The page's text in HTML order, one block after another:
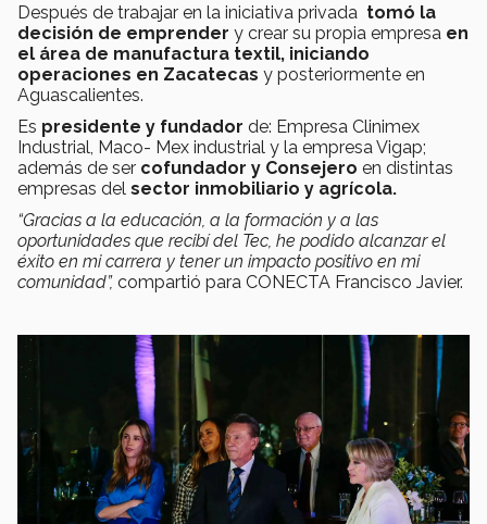
Después de trabajar en la iniciativa privada tomó la
decisión de emprender y crear su propia empresa en
el área de manufactura textil, iniciando
operaciones en Zacatecas y posteriormente en
Aguascalientes.
Es presidente y fundador de: Empresa Clinimex
Industrial, Maco- Mex industrial y la empresa Vigap;
además de ser cofundador y Consejero en distintas
empresas del sector inmobiliario y agrícola.
“Gracias a la educación, a la formación y a las
oportunidades que recibí del Tec, he podido alcanzar el
éxito en mi carrera y tener un impacto positivo en mi
comunidad”, compartió para CONECTA Francisco Javier.